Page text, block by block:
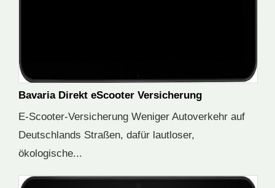
Bavaria Direkt eScooter Versicherung
E-Scooter-Versicherung Weniger Autoverkehr auf
Deutschlands Straßen, dafür lautloser,
ökologische...